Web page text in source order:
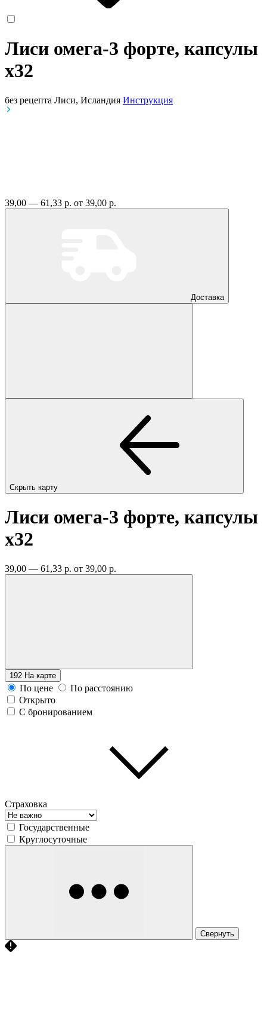
Лиси омега-3 форте, капсулы
x32
без рецепта Лиси, Исландия Инструкция
39,00 — 61,33 р. от 39,00 р.
Доставка
Скрыть карту
Лиси омега-3 форте, капсулы
x32
39,00 — 61,33 р. от 39,00 р.
192 На карте
По цене
По расстоянию
Открыто
С бронированием
Страховка
Государственные
Круглосуточные
Свернуть